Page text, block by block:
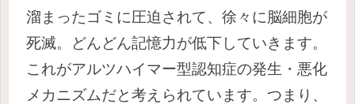
溜まったゴミに圧迫されて、徐々に脳細胞が
死滅。どんどん記憶力が低下していきます。
これがアルツハイマー型認知症の発生・悪化
メカニズムだと考えられています。 つまり、